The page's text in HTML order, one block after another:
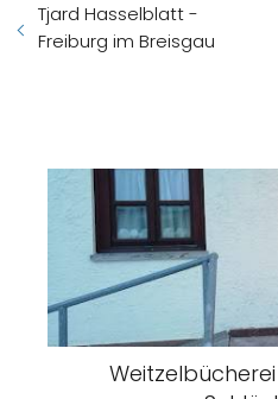
Tjard Hasselblatt -
Freiburg im Breisgau